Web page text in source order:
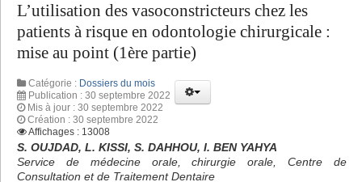
L’utilisation des vasoconstricteurs chez les
patients à risque en odontologie chirurgicale :
mise au point (1ère partie)
Catégorie : Dossiers du mois
Publication : 30 septembre 2022
Mis à jour : 30 septembre 2022
Création : 30 septembre 2022
Affichages : 13008
S. OUJDAD, L. KISSI, S. DAHHOU, I. BEN YAHYA
Service de médecine orale, chirurgie orale, Centre de
Consultation et de Traitement Dentaire